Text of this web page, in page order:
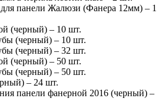
панели Жалюзи (Фанера 12мм) – 1
(черный) – 10 шт.
(черный) – 10 шт.
(черный) – 32 шт.
(черный) – 50 шт.
(черный) – 50 шт.
– 24 шт.
панели фанерной 2016 (черный) –